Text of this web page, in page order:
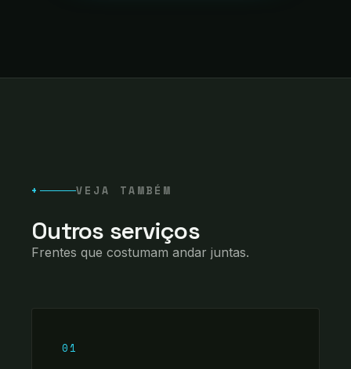
+ VEJA TAMBÉM
Outros serviços
Frentes que costumam andar juntas.
01